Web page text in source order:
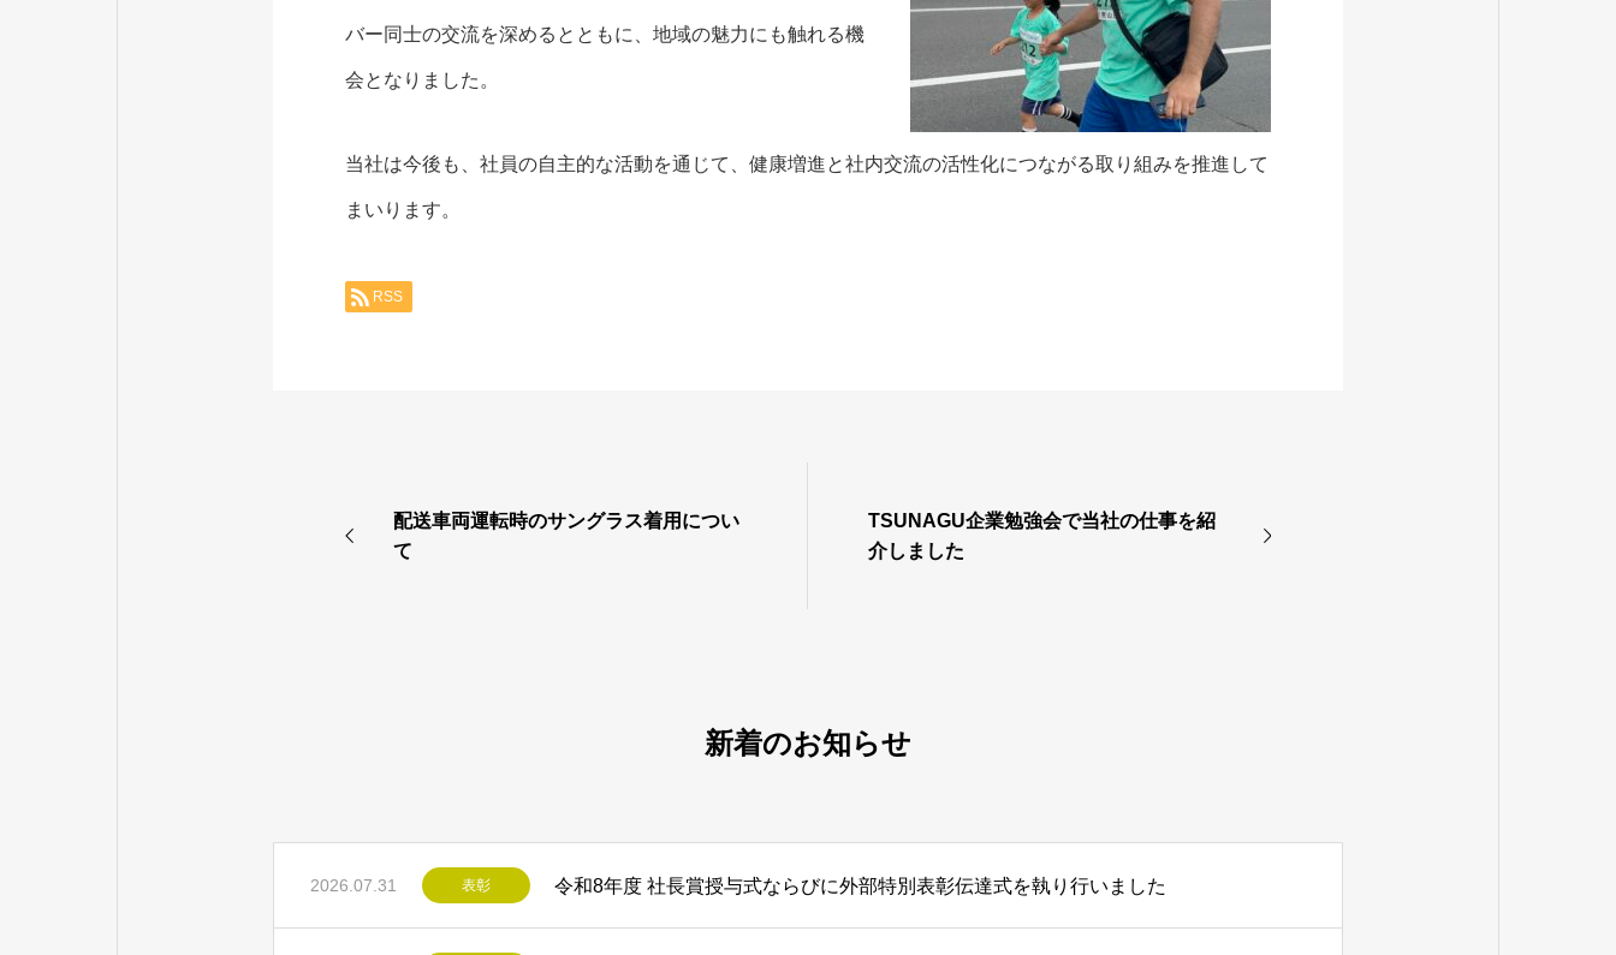
バー同士の交流を深めるとともに、地域の魅力にも触れる機
会となりました。
当社は今後も、社員の自主的な活動を通じて、健康増進と社内交流の活性化につながる取り組みを推進して
まいります。
RSS
配送車両運転時のサングラス着用につい
て
TSUNAGU企業勉強会で当社の仕事を紹
介しました
新着のお知らせ
2026.07.31 表彰 令和8年度 社長賞授与式ならびに外部特別表彰伝達式を執り行いました